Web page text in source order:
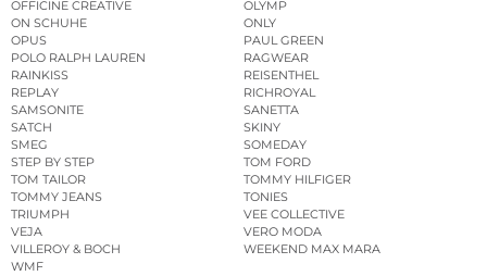
OFFICINE CREATIVE
OLYMP
ON SCHUHE
ONLY
OPUS
PAUL GREEN
POLO RALPH LAUREN
RAGWEAR
RAINKISS
REISENTHEL
REPLAY
RICHROYAL
SAMSONITE
SANETTA
SATCH
SKINY
SMEG
SOMEDAY
STEP BY STEP
TOM FORD
TOM TAILOR
TOMMY HILFIGER
TOMMY JEANS
TONIES
TRIUMPH
VEE COLLECTIVE
VEJA
VERO MODA
VILLEROY & BOCH
WEEKEND MAX MARA
WMF